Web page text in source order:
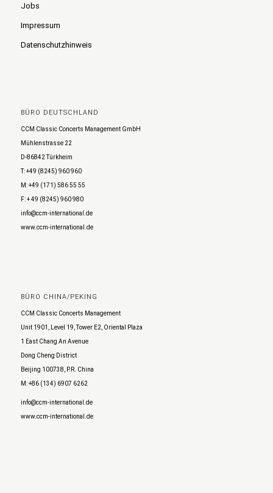
Jobs
Impressum
Datenschutzhinweis
BÜRO DEUTSCHLAND
CCM Classic Concerts Management GmbH
Mühlenstrasse 22
D-86842 Türkheim
T: +49 (8245) 960 960
M: +49 (171) 586 55 55
F: + 49 (8245) 960 980
info@ccm-international.de
www.ccm-international.de
BÜRO CHINA/PEKING
CCM Classic Concerts Management
Unit 1901, Level 19, Tower E2, Oriental Plaza
1 East Chang An Avenue
Dong Cheng District
Beijing 100738, P.R. China
M: +86 (134) 6907 6262
info@ccm-international.de
www.ccm-international.de